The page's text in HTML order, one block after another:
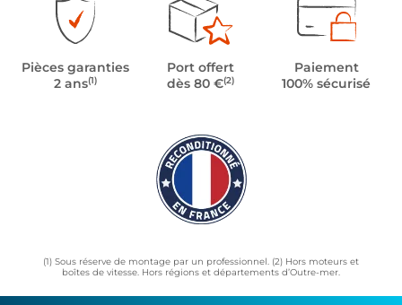
Pièces garanties
2 ans(1)
Port offert
dès 80 €(2)
Paiement
100% sécurisé
(1) Sous réserve de montage par un professionnel. (2) Hors moteurs et
boîtes de vitesse. Hors régions et départements d’Outre-mer.